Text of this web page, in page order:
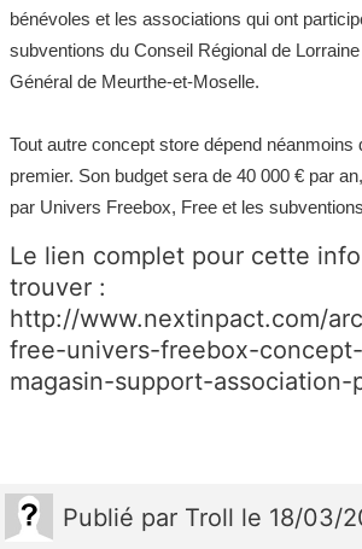
bénévoles et les associations qui ont
subventions du Conseil Régional de
Général de Meurthe-et-Moselle.
Tout autre concept store dépend néanmoins
premier. Son budget sera de 40 000 € par
par Univers Freebox, Free et les
Le lien complet pour cette
trouver :
http://www.nextinpact.com/
free-univers-freebox-
magasin-support-association-
Publié par Troll le 18/03/